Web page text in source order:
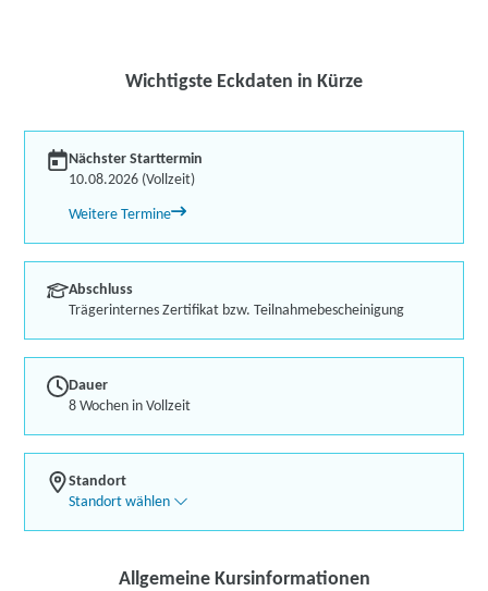
Wichtigste Eckdaten in Kürze
Nächster Starttermin
10.08.2026 (Vollzeit)
Weitere Termine
Abschluss
Trägerinternes Zertifikat bzw. Teilnahmebescheinigung
Dauer
8 Wochen in Vollzeit
Standort
Standort wählen
Allgemeine Kursinformationen